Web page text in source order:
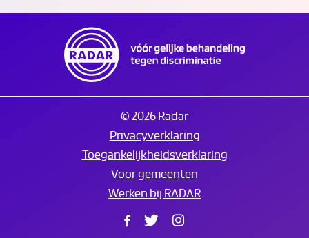
© 2026 Radar
Privacyverklaring
Toegankelijkheidsverklaring
Voor gemeenten
Werken bij RADAR
Facebook
Twitter